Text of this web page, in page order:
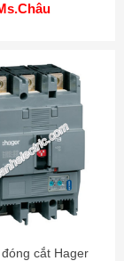
cắt Hager